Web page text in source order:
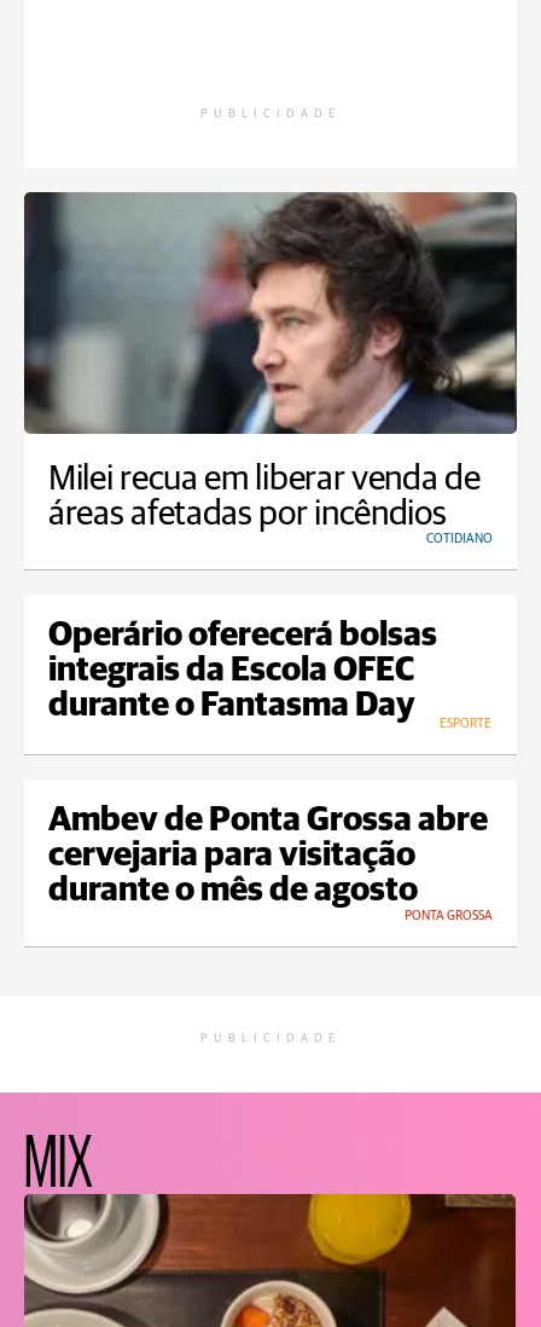
PUBLICIDADE
Milei recua em liberar venda de
áreas afetadas por incêndios
COTIDIANO
Operário oferecerá bolsas
integrais da Escola OFEC
durante o Fantasma Day
ESPORTE
Ambev de Ponta Grossa abre
cervejaria para visitação
durante o mês de agosto
PONTA GROSSA
PUBLICIDADE
MIX